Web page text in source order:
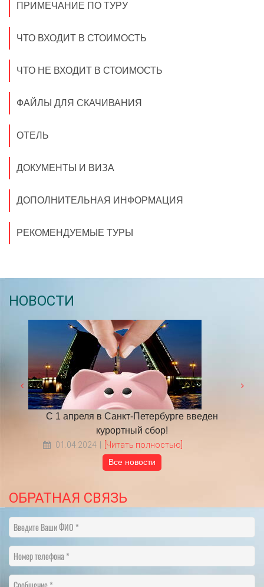
ПРИМЕЧАНИЕ ПО ТУРУ
ЧТО ВХОДИТ В СТОИМОСТЬ
ЧТО НЕ ВХОДИТ В СТОИМОСТЬ
ФАЙЛЫ ДЛЯ СКАЧИВАНИЯ
ОТЕЛЬ
ДОКУМЕНТЫ И ВИЗА
ДОПОЛНИТЕЛЬНАЯ ИНФОРМАЦИЯ
РЕКОМЕНДУЕМЫЕ ТУРЫ
НОВОСТИ
в Санкт-Петербурге введен
[Читать полностью]
​НА ЧТО ОБРАТИТЬ
18.05.2022
Все новости
ОБРАТНАЯ СВЯЗЬ
Введите Ваши ФИО
Номер телефона
Сообщение